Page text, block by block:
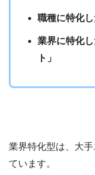
職種に特化
業界に特化
ト」
業界特化型は、大
ています。